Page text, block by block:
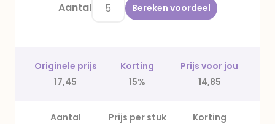
Aantal Bereken voordeel
Originele prijs Korting
Prijs voor jou
17,45
15% 14,85
Aantal Prijs per stuk
Korting